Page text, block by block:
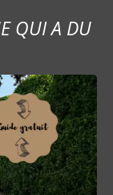
QUI A DU